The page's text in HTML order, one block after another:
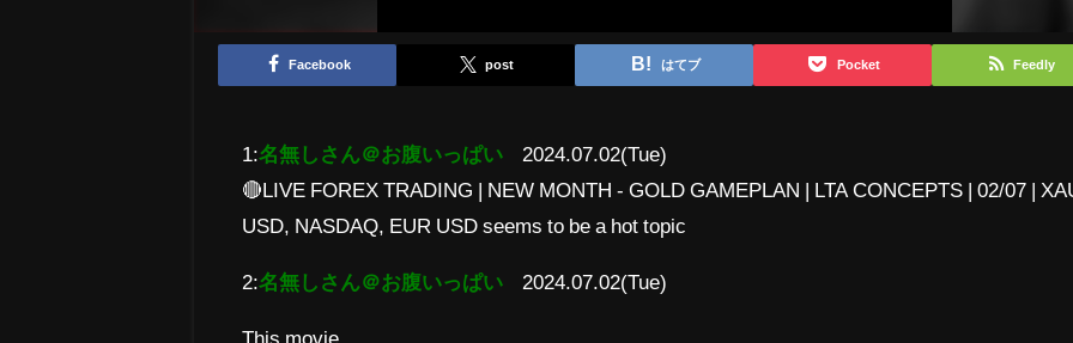
Facebook post はてブ Pocket Feedly
1:名無しさん＠お腹いっぱい
2024.07.02(Tue)
🔴LIVE FOREX TRADING | NEW MONTH - GOLD GAMEPLAN | LTA CONCEPTS | 02/07 |
USD, NASDAQ, EUR USD seems to be a hot topic
2:名無しさん＠お腹いっぱい 2024.07.02(Tue)
This movie